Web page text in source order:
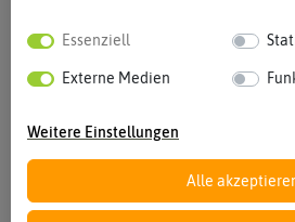
Essenziell
Externe Medien
Weitere Einstellungen
Alle